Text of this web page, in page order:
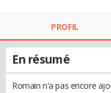
PROFIL
En résumé
Romain n'a pas encore